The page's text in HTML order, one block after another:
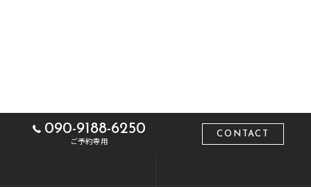
090-9188-6250
ご予約専用
CONTACT